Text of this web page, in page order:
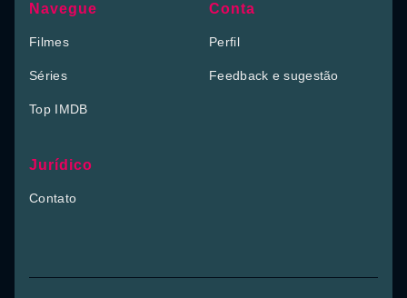
Navegue
Filmes
Séries
Top IMDB
Conta
Perfil
Feedback e sugestão
Jurídico
Contato